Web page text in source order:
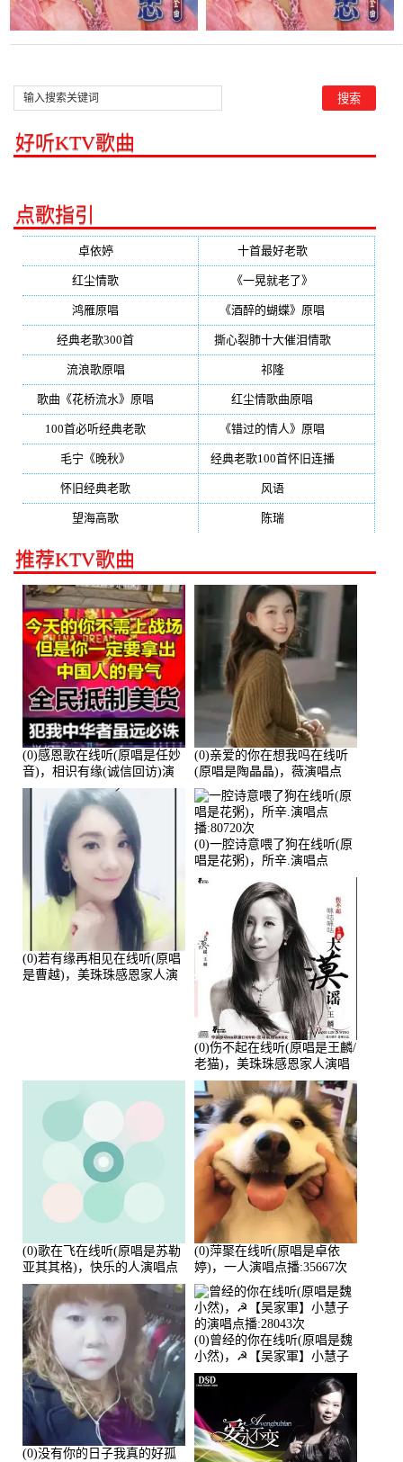
好听KTV歌曲
点歌指引
卓依婷(350) 十首最好老歌(300)
红尘情歌 《一晃就老了》
鸿雁原唱 《酒醉的蝴蝶》原唱
经典老歌300首 撕心裂肺十大催泪情歌(195)
流浪歌原唱 祁隆(188)
歌曲《花桥流水》原唱 红尘情歌曲原唱
100首必听经典老歌 《错过的情人》原唱
毛宁《晚秋》 经典老歌100首怀旧连播(134)
怀旧经典老歌 风语(132)
望海高歌 陈瑞(128)
推荐KTV歌曲
(0)感恩歌在线听(原唱是任妙
音)，相识有缘(诚信回访)演
唱点播:161288次
(0)亲爱的你在想我吗在线听
(原唱是陶晶晶)，薇演唱点
播:159722次
(0)若有缘再相见在线听(原唱
是曹越)，美珠珠感恩家人演
(0)一腔诗意喂了狗在线听(原
唱是花粥)，所辛.演唱点
播:80720次
(0)伤不起在线听(原唱是王麟/
老猫)，美珠珠感恩家人演唱
点播:80218次
(0)歌在飞在线听(原唱是苏勒
亚其其格)，快乐的人演唱点
播:36次
(0)萍聚在线听(原唱是卓依
婷)，一人演唱点播:35667次
(0)没有你的日子我真的好孤
(0)曾经的你在线听(原唱是魏
小然)，☭【吴家軍】小慧子
的演唱点播:28043次